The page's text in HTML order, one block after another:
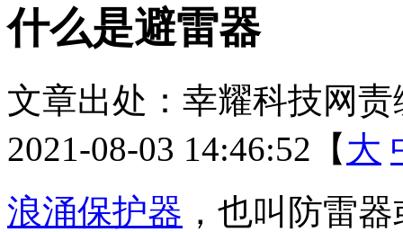
什么是避雷器
文章出处：幸耀科技网
2021-08-03 14:46:52【 大
浪涌保护器 ，也叫防雷器